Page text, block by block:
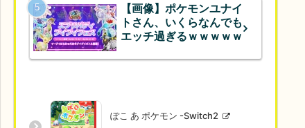
【画像】ポケモンユナイ
トさん、いくらなんでも
エッチ過ぎるｗｗｗｗｗ
ぽこ あ ポケモン -Switch2